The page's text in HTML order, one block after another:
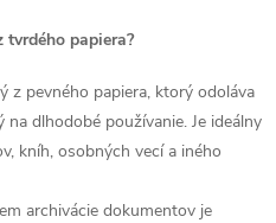
tvrdého papiera?
z pevného papiera, ktorý odoláva
dlhodobé používanie. Je ideálny
kníh, osobných vecí a iného
archivácie dokumentov je